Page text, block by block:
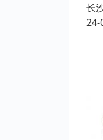
长
24-